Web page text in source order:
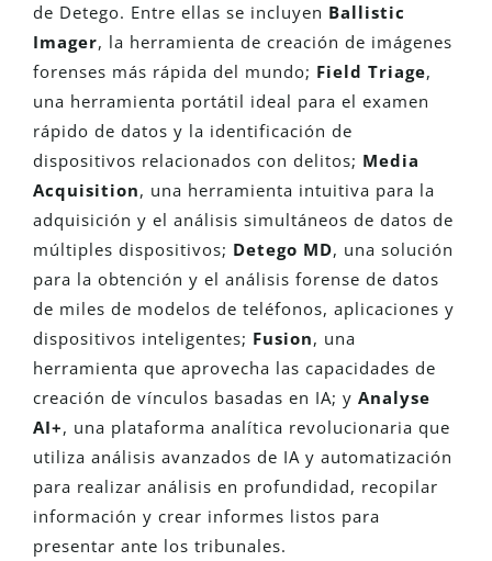
de Detego. Entre ellas se incluyen Ballistic
Imager, la herramienta de creación de imágenes
forenses más rápida del mundo; Field Triage,
una herramienta portátil ideal para el examen
rápido de datos y la identificación de
dispositivos relacionados con delitos; Media
Acquisition, una herramienta intuitiva para la
adquisición y el análisis simultáneos de datos de
múltiples dispositivos; Detego MD, una solución
para la obtención y el análisis forense de datos
de miles de modelos de teléfonos, aplicaciones y
dispositivos inteligentes; Fusion, una
herramienta que aprovecha las capacidades de
creación de vínculos basadas en IA; y Analyse
AI+, una plataforma analítica revolucionaria que
utiliza análisis avanzados de IA y automatización
para realizar análisis en profundidad, recopilar
información y crear informes listos para
presentar ante los tribunales.